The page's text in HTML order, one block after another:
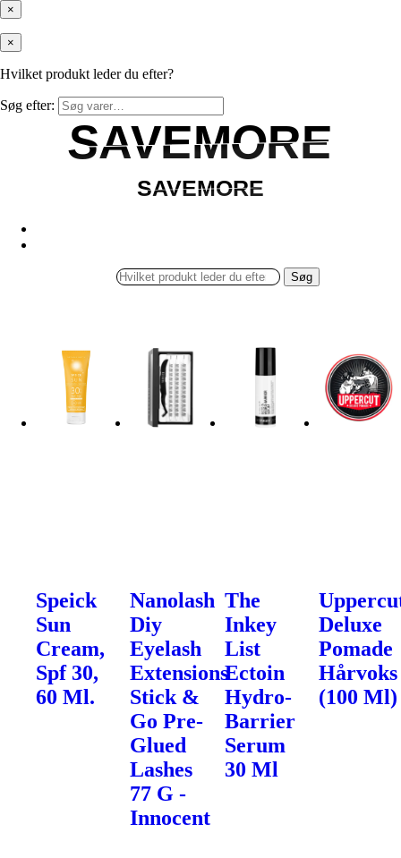
×
×
Hvilket produkt leder du efter?
Søg efter:
SAVEMORE
SAVEMORE
SAVEMORE
SAVEMORE
Søg
Speick
Sun
Cream,
Spf 30,
60 Ml.
Nanolash
Diy
Eyelash
Extensions
Stick &
Go Pre-
Glued
Lashes
77 G -
Innocent
The
Inkey
List
Ectoin
Hydro-
Barrier
Serum
30 Ml
Deluxe
Pomade
Hårvoks
(100 Ml)